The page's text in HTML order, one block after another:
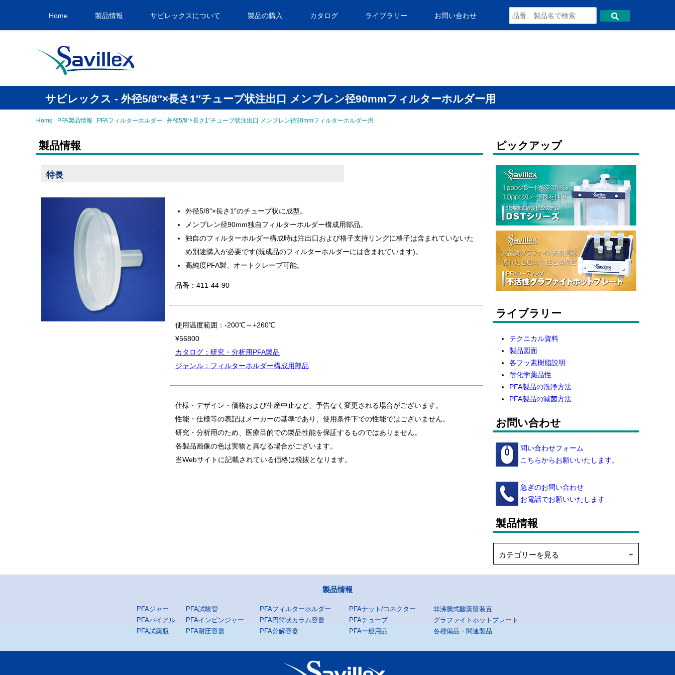
Home 製品情報 サビレックスについて 製品の購入 カタログ ライブラリー お問い合わせ
サビレックス - 外径5/8″×長さ1″チューブ状注出口 メンブレン径90mmフィルターホルダー用
Home PFA製品情報 PFAフィルターホルダー 外径5/8″×長さ1″チューブ状注出口 メンブレン径90mmフィルターホルダー用
製品情報
特長
外径5/8″×長さ1″のチューブ状に成型。
メンブレン径90mm独自フィルターホルダー構成用部品。
独自のフィルターホルダー構成時は注出口および格子支持リングに格子は含まれていないた
め別途購入が必要です(既成品のフィルターホルダーには含まれています)。
高純度PFA製、オートクレーブ可能。
品番：411-44-90
使用温度範囲：-200℃～+260℃
¥56800
カタログ：研究・分析用PFA製品
ジャンル：フィルターホルダー構成用部品
仕様・デザイン・価格および生産中止など、予告なく変更される場合がございます。
性能・仕様等の表記はメーカーの基準であり、使用条件下での性能ではございません。
研究・分析用のため、医療目的での製品性能を保証するものではありません。
各製品画像の色は実物と異なる場合がございます。
当Webサイトに記載されている価格は税抜となります。
ピックアップ
ライブラリー
テクニカル資料
製品図面
各フッ素樹脂説明
耐化学薬品性
PFA製品の洗浄方法
PFA製品の滅菌方法
お問い合わせ
問い合わせフォーム
こちらからお願いいたします。
急ぎのお問い合わせ
お電話でお願いいたします
製品情報
カテゴリーを見る
製品情報
PFAジャー
PFAバイアル
PFA試薬瓶
PFA試験管
PFAインピンジャー
PFA耐圧容器
PFAフィルターホルダー
PFA円筒状カラム容器
PFA分解容器
PFAナット/コネクター
PFAチューブ
PFA一般用品
非沸騰式酸蒸留装置
グラファイトホットプレート
各種備品・関連製品